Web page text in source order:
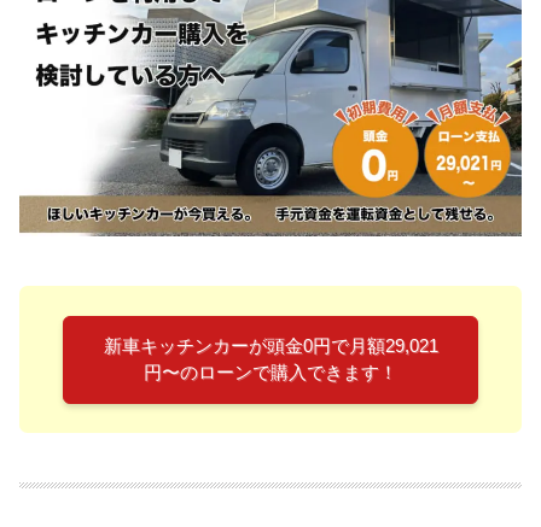
新車キッチンカーが頭金0円で月額29,021
円〜のローンで購入できます！